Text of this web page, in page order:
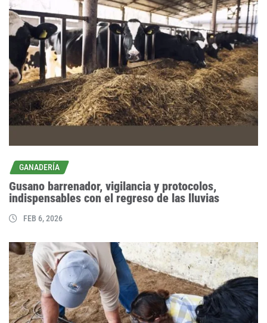
GANADERÍA
Gusano barrenador, vigilancia y protocolos,
indispensables con el regreso de las lluvias
FEB 6, 2026